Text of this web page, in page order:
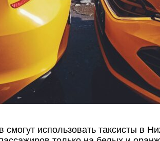
использовать таксисты в